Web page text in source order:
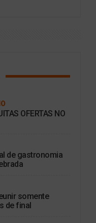
OFERTAS NO
de gastronomia
somente
de final